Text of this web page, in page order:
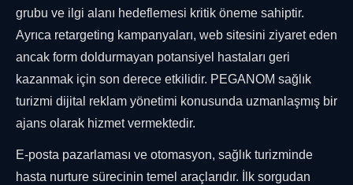
grubu ve ilgi alanı hedeflemesi kritik öneme sahiptir.
Ayrıca retargeting kampanyaları, web sitesini ziyaret eden
ancak form doldurmayan potansiyel hastaları geri
kazanmak için son derece etkilidir. PEGANOM sağlık
turizmi dijital reklam yönetimi konusunda uzmanlaşmış bir
ajans olarak hizmet vermektedir.
E-posta pazarlaması ve otomasyon, sağlık turizminde
hasta nurture sürecinin temel araçlarıdır. İlk sorgudan